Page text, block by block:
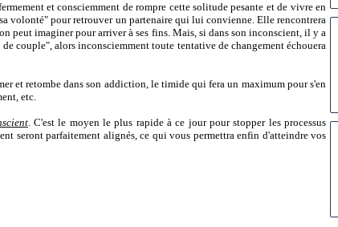
et consciemment de rompre cette solitude pesante et de vivre en
volonté" pour retrouver un partenaire qui lui convienne. Elle rencontrera
peut imaginer pour arriver à ses fins. Mais, si dans son inconscient, il y a
couple", alors inconsciemment toute tentative de changement échouera
et retombe dans son addiction, le timide qui fera un maximum pour s'en
etc.
. C'est le moyen le plus rapide à ce jour pour stopper les processus
seront parfaitement alignés, ce qui vous permettra enfin d'atteindre vos